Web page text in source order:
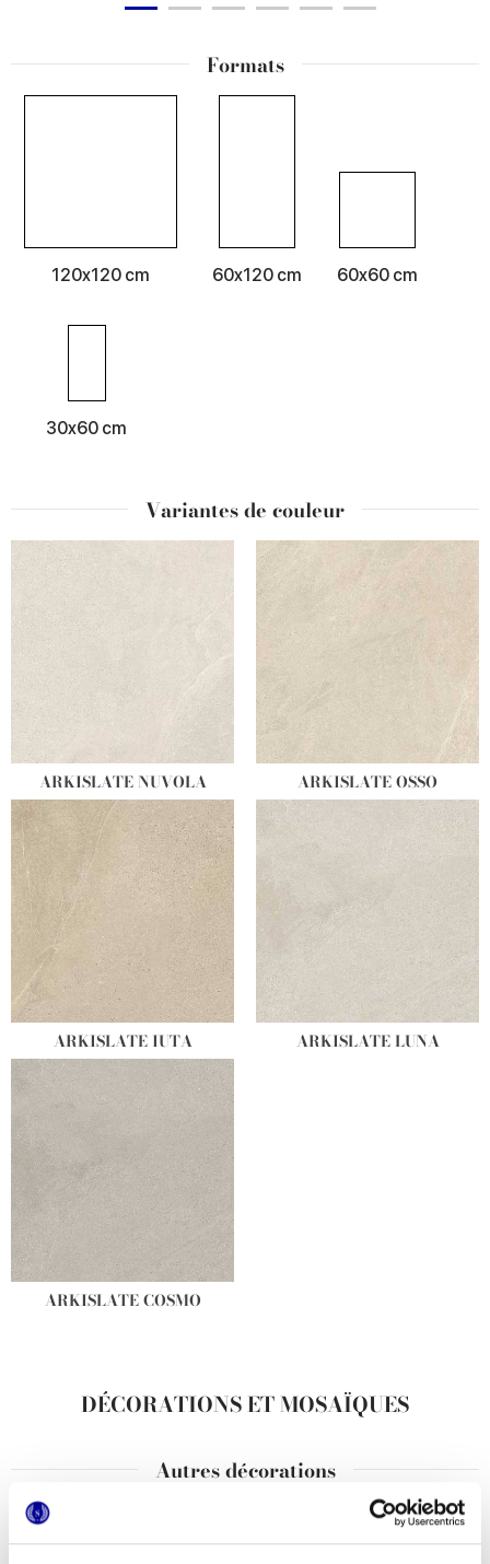
Formats
120x120 cm 60x120 cm 60x60 cm
30x60 cm
Variantes de couleur
ARKISLATE NUVOLA ARKISLATE OSSO
ARKISLATE IUTA ARKISLATE LUNA
ARKISLATE COSMO
DÉCORATIONS ET MOSAÏQUES
Autres décorations